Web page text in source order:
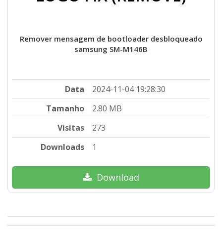
Remover mensagem de bootloader desbloqueado
samsung SM-M146B
Data
2024-11-04 19:28:30
Tamanho
2.80 MB
Visitas
273
Downloads
1
Download